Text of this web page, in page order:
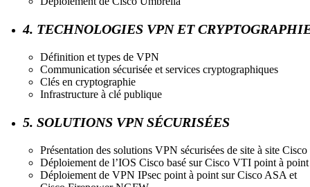
4. TECHNOLOGIES VPN ET
Définition et types de VPN
Communication sécurisée et services cryptographiques
Clés en cryptographie
Infrastructure à clé publique
5. SOLUTIONS VPN SÉCURISÉES
Présentation des solutions VPN sécurisées de site à site Cisco
Déploiement de l’IOS Cisco basé sur Cisco VTI point à point
Déploiement de VPN IPsec point à point sur Cisco ASA et